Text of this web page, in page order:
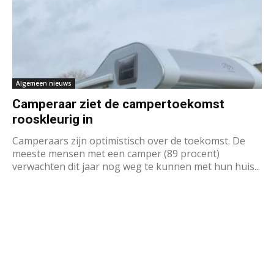
Algemeen nieuws
Camperaar ziet de campertoekomst
rooskleurig in
Camperaars zijn optimistisch over de toekomst. De
meeste mensen met een camper (89 procent)
verwachten dit jaar nog weg te kunnen met hun huis...